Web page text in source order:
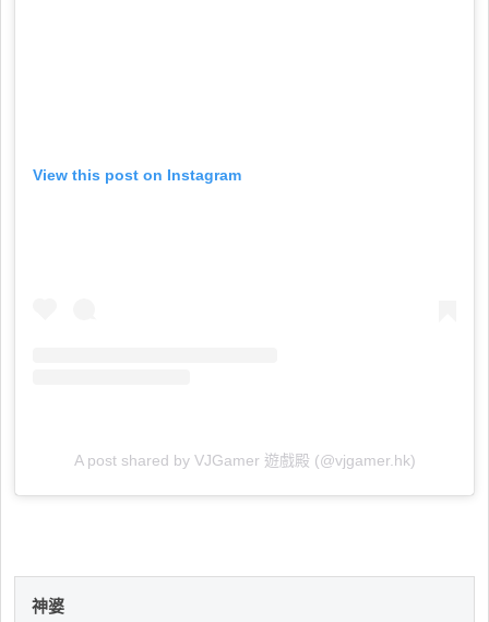
View this post on Instagram
A post shared by VJGamer 遊戲殿 (@vjgamer.hk)
神婆